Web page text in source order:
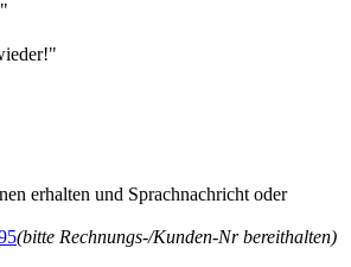
erhalten und Sprachnachricht oder
(bitte Rechnungs-/Kunden-Nr bereithalten)